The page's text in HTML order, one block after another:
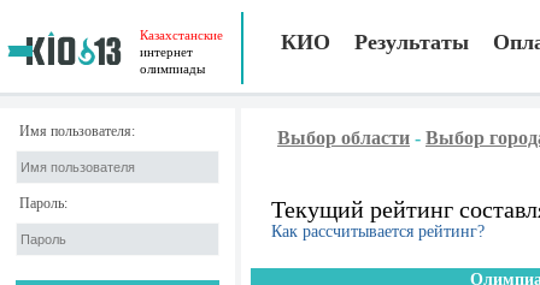
Казахстанские
интернет
олимпиады
КИО Результаты
Имя пользователя:
Пароль:
Выбор области - Выбор
Текущий рейтинг
Как рассчитывается рейтинг?